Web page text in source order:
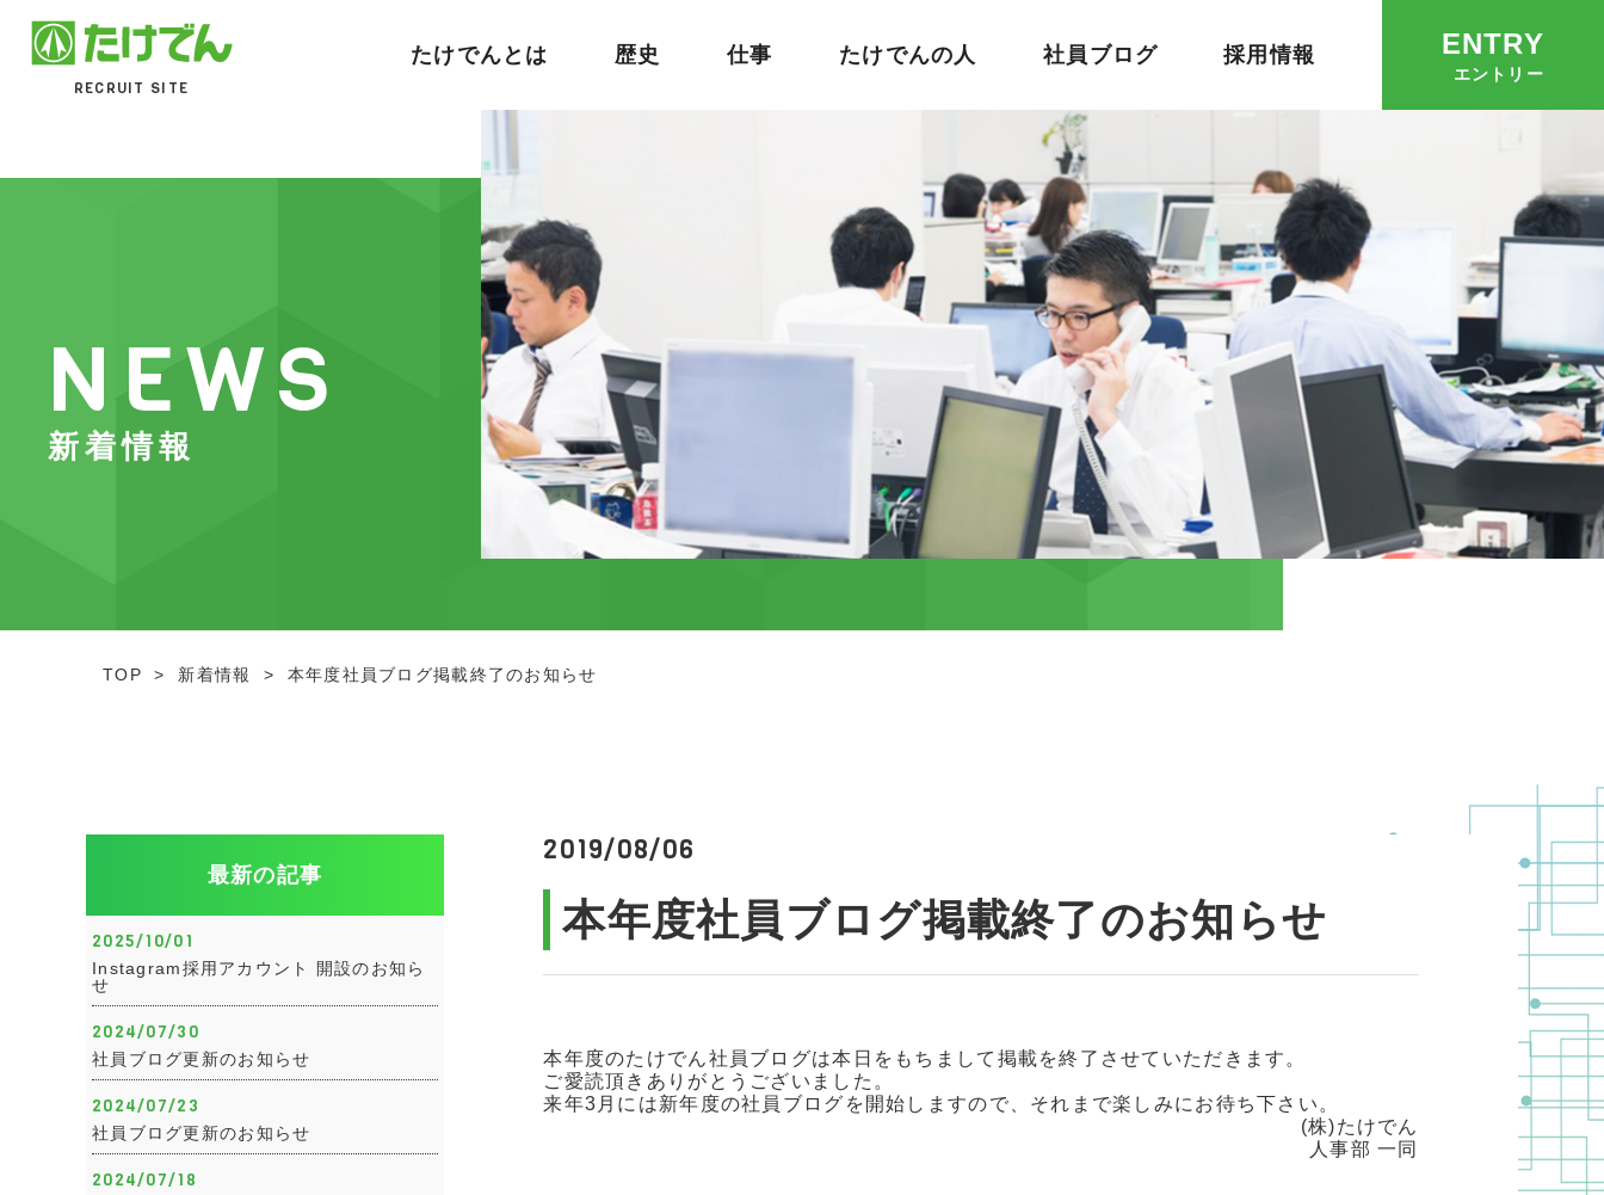
RECRUIT SITE
たけでんとは 歴史 仕事 たけでんの人 社員ブログ 採用情報 ENTRY
エントリー
NEWS
新着情報
TOP > 新着情報 > 本年度社員ブログ掲載終了のお知らせ
2019/08/06
本年度社員ブログ掲載終了のお知らせ
本年度のたけでん社員ブログは本日をもちまして掲載を終了させていただきます。
ご愛読頂きありがとうございました。
来年3月には新年度の社員ブログを開始しますので、それまで楽しみにお待ち下さい。
(株)たけでん
人事部 一同
最新の記事
2025/10/01
Instagram採用アカウント 開設のお知ら
せ
2024/07/30
社員ブログ更新のお知らせ
2024/07/23
社員ブログ更新のお知らせ
2024/07/18